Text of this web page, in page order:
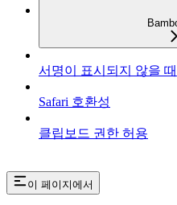
서명이 표시되지 않을 때
Safari 호환성
클립보드 권한 허용
이 페이지에서